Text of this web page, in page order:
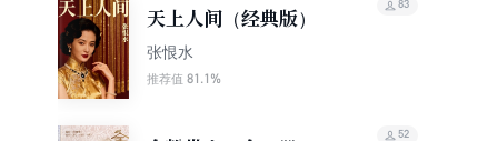
天上人间（经典版）
张恨水
推荐值 81.1%
83
52